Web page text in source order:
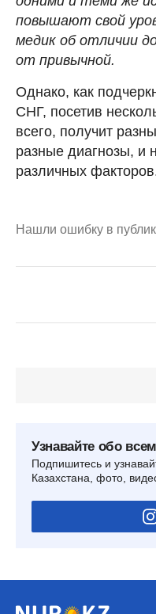
повышают свой
медик об отличии
от привычной.
Однако, как
СНГ, посетив
всего, получит
разные диагнозы, и
различных
Нашли ошибку в
Узнавайте обо
Подпишитесь и
Казахстана, фото,